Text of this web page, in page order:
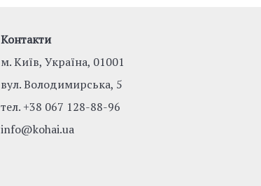
Контакти
м. Київ, Україна, 01001
вул. Володимирська, 5
тел. +38 067 128-88-96
info@kohai.ua